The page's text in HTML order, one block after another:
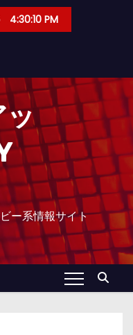
4:30:10 PM
ッ
ー系情報サイト